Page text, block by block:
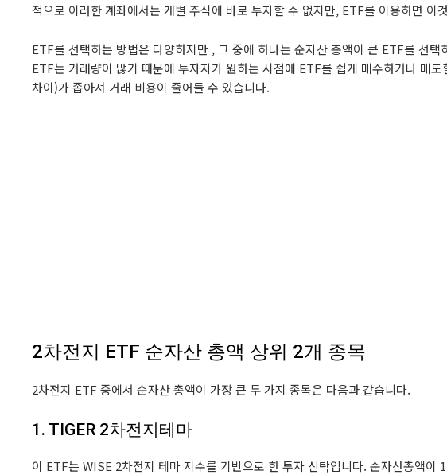
적으로 이러한 계좌에서는 개별 주식에 바로 투자할 수 없지만, ETF를 이용하면 이
ETF를 선택하는 방법은 다양하지만 , 그 중에 하나는 순자산 총액이 큰 ETF를 선
ETF는 거래량이 많기 때문에 투자자가 원하는 시점에 ETF를 쉽게 매수하거나 매
차이)가 좁아져 거래 비용이 줄어들 수 있습니다.
2차전지 ETF 순자산 총액 상위 2개 종목
2차전지 ETF 중에서 순자산 총액이 가장 큰 두 가지 종목은 다음과 같습니다.
1. TIGER 2차전지테마
이 ETF는 WISE 2차전지 테마 지수를 기반으로 한 투자 신탁입니다. 순자산총액이